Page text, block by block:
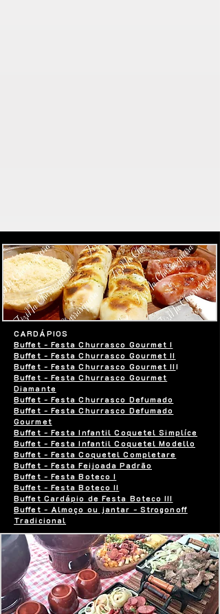
CARDÁPIOS
Buffet - Festa Churrasco Gourmet I
Buffet - Festa Churrasco Gourmet II
Buffet - Festa Churrasco Gourmet III
Buffet - Festa Churrasco Gourmet
Diamante
Buffet - Festa Churrasco Defumado
Buffet - Festa Churrasco Defumado
Gourmet
Buffet - Festa Infantil Coquetel Simplíce
Buffet - Festa Infantil Coquetel Modello
Buffet - Festa Coquetel Completare
Buffet - Festa Feijoada Padrão
Buffet - Festa Boteco I
Buffet - Festa Boteco II
Buffet Cardápio de Festa Boteco III
Buffet - Almoço ou jantar - Strogonoff
Tradicional